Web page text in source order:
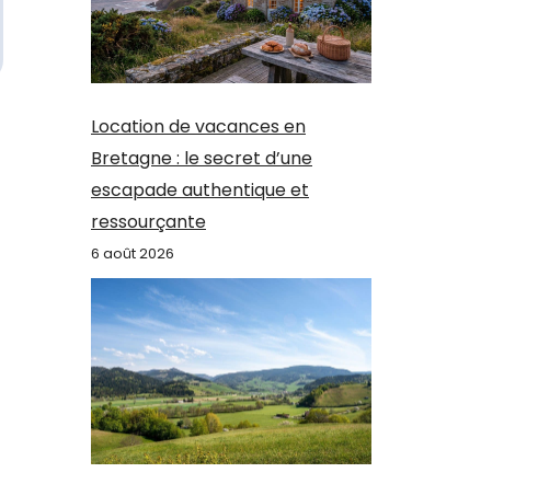
Location de vacances en
Bretagne : le secret d’une
escapade authentique et
ressourçante
6 août 2026